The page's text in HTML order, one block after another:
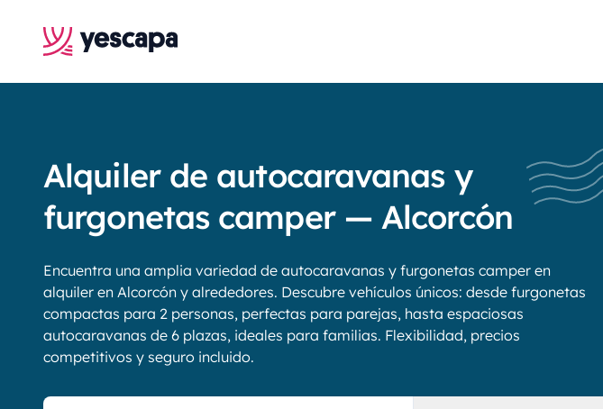
Alquiler de autocaravanas y
furgonetas camper — Alcorcón
Encuentra una amplia variedad de autocaravanas y furgonetas camper en
alquiler en Alcorcón y alrededores. Descubre vehículos únicos: desde furgonetas
compactas para 2 personas, perfectas para parejas, hasta espaciosas
autocaravanas de 6 plazas, ideales para familias. Flexibilidad, precios
competitivos y seguro incluido.